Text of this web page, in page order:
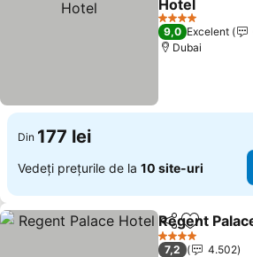
Hotel
4 Stele
9,0 Excelent
Dubai
Din 177 lei
Vedeți prețurile de la 10 site-uri
DistribuițiAdăugaţi
Regent
4 Stele
7,2
4.502